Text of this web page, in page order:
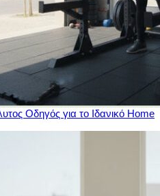
Οδηγός για το Ιδανικό Home